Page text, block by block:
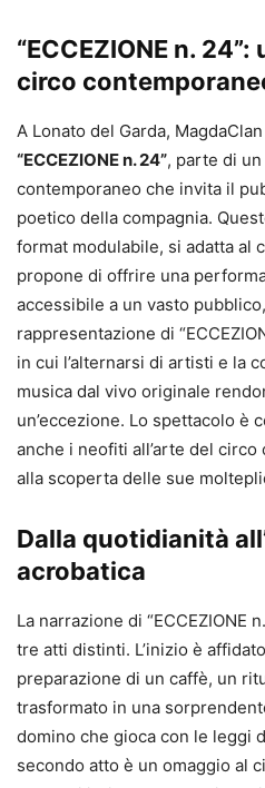
“ECCEZIONE n.
circo
A Lonato del Garda,
“ECCEZIONE n. 24”, parte di
contemporaneo che invita il
poetico della compagnia.
format modulabile, si adatta al
propone di offrire una
accessibile a un vasto
rappresentazione di
in cui l’alternarsi di artisti e la
musica dal vivo originale
un’eccezione. Lo spettacolo è
anche i neofiti all’arte del
alla scoperta delle sue
Dalla quotidianità
acrobatica
La narrazione di “ECCEZIONE
tre atti distinti. L’inizio è
preparazione di un caffè, un
trasformato in una
domino che gioca con le leggi
secondo atto è un omaggio al